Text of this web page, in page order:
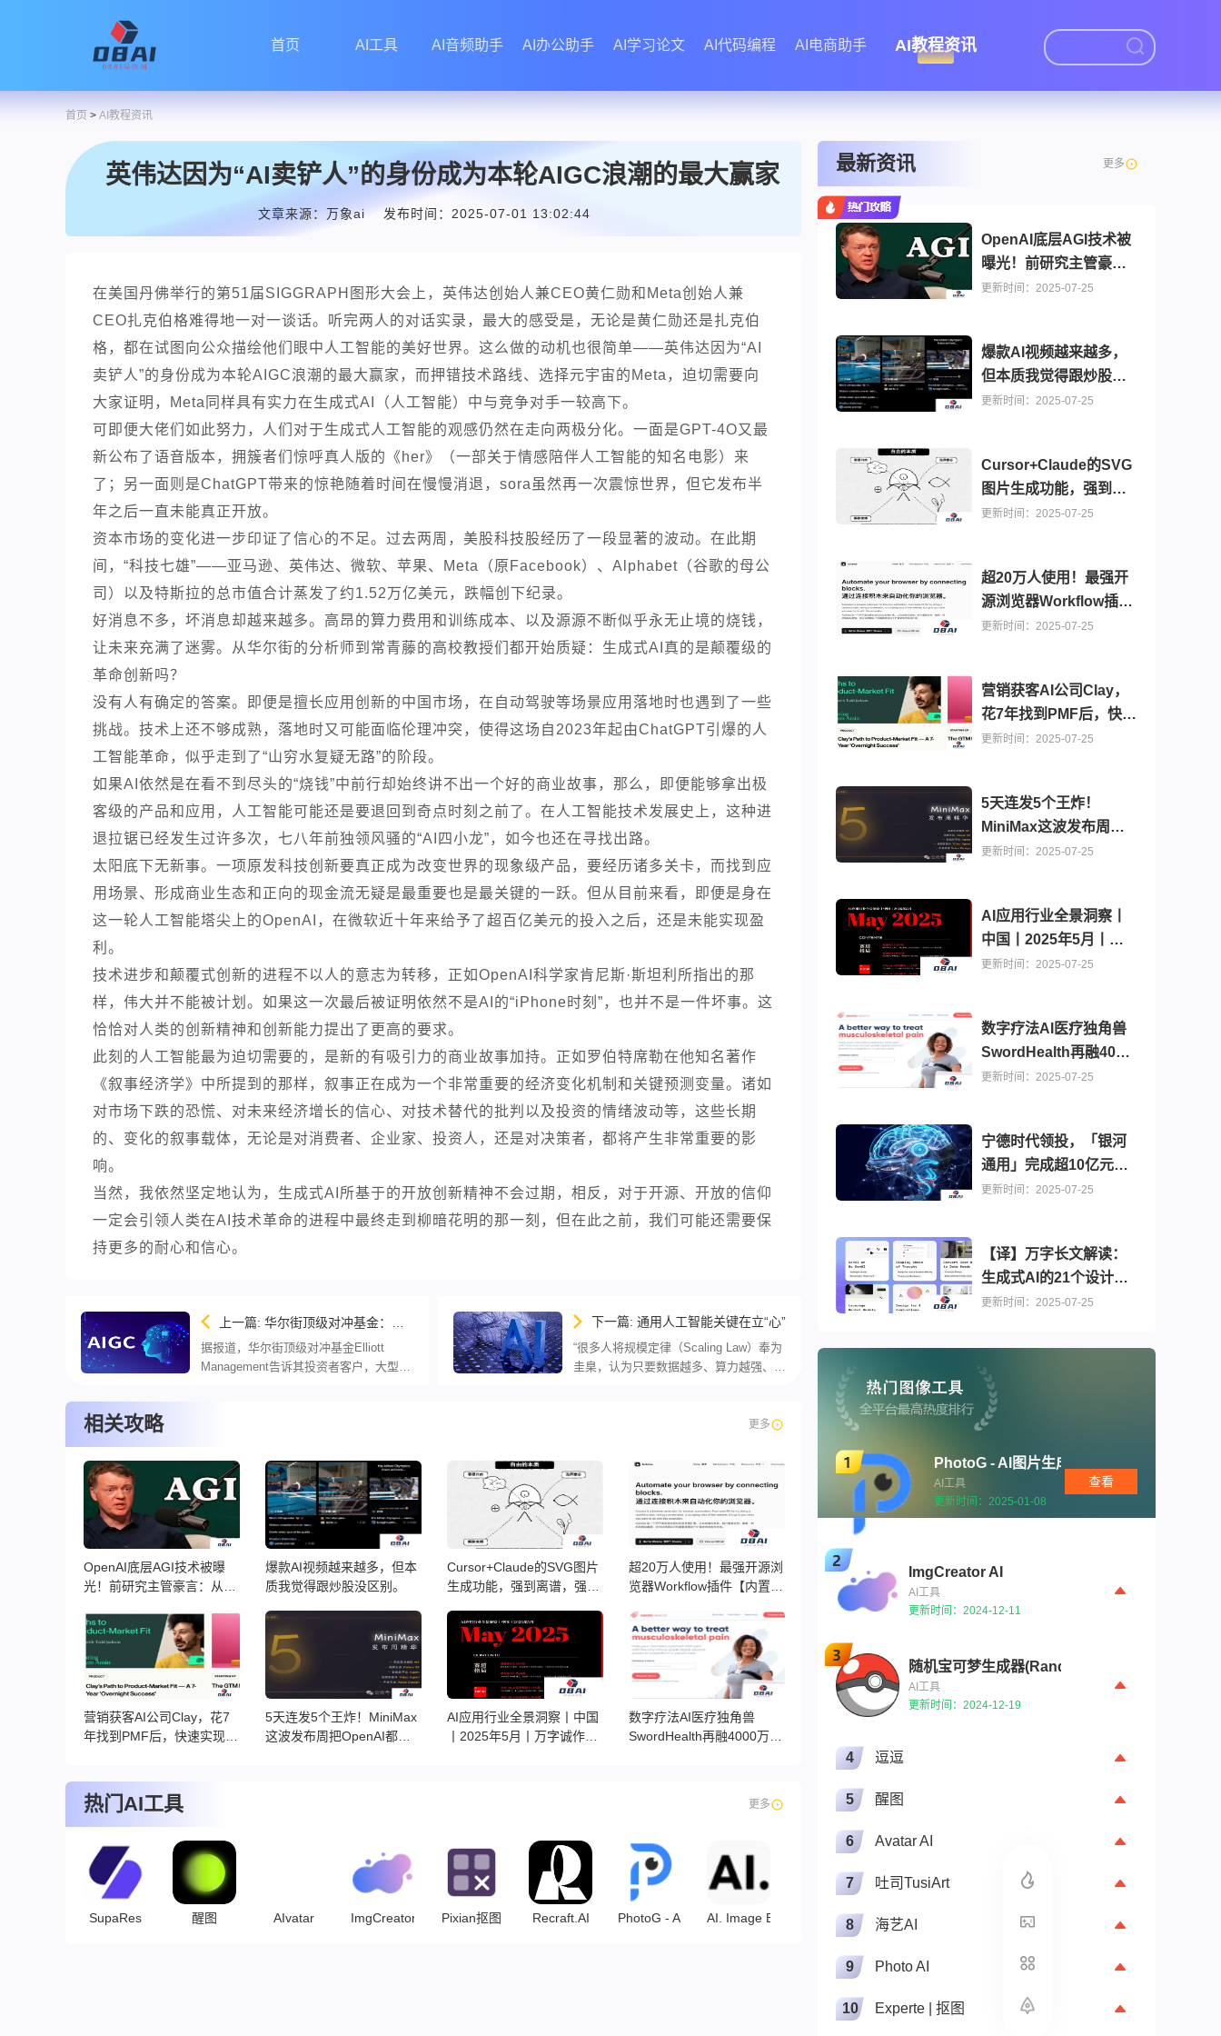
首页 AI工具 AI音频助手 AI办公助手 AI学习论文 AI代码编程 AI电商助手 AI教程资讯
首页 > AI教程资讯
英伟达因为“AI卖铲人”的身份成为本轮AIGC浪潮的最大赢家
文章来源：万象ai 发布时间：2025-07-01 13:02:44
在美国丹佛举行的第51届SIGGRAPH图形大会上，英伟达创始人兼CEO黄仁勋和Meta创始人兼
CEO扎克伯格难得地一对一谈话。听完两人的对话实录，最大的感受是，无论是黄仁勋还是扎克伯
格，都在试图向公众描绘他们眼中人工智能的美好世界。这么做的动机也很简单——英伟达因为“AI
卖铲人”的身份成为本轮AIGC浪潮的最大赢家，而押错技术路线、选择元宇宙的Meta，迫切需要向
大家证明，Meta同样具有实力在生成式AI（人工智能）中与竞争对手一较高下。
可即便大佬们如此努力，人们对于生成式人工智能的观感仍然在走向两极分化。一面是GPT-4O又最
新公布了语音版本，拥簇者们惊呼真人版的《her》（一部关于情感陪伴人工智能的知名电影）来
了；另一面则是ChatGPT带来的惊艳随着时间在慢慢消退，sora虽然再一次震惊世界，但它发布半
年之后一直未能真正开放。
资本市场的变化进一步印证了信心的不足。过去两周，美股科技股经历了一段显著的波动。在此期
间，“科技七雄”——亚马逊、英伟达、微软、苹果、Meta（原Facebook）、Alphabet（谷歌的母公
司）以及特斯拉的总市值合计蒸发了约1.52万亿美元，跌幅创下纪录。
好消息不多，坏消息却越来越多。高昂的算力费用和训练成本、以及源源不断似乎永无止境的烧钱，
让未来充满了迷雾。从华尔街的分析师到常青藤的高校教授们都开始质疑：生成式AI真的是颠覆级的
革命创新吗？
没有人有确定的答案。即便是擅长应用创新的中国市场，在自动驾驶等场景应用落地时也遇到了一些
挑战。技术上还不够成熟，落地时又可能面临伦理冲突，使得这场自2023年起由ChatGPT引爆的人
工智能革命，似乎走到了“山穷水复疑无路”的阶段。
如果AI依然是在看不到尽头的“烧钱”中前行却始终讲不出一个好的商业故事，那么，即便能够拿出极
客级的产品和应用，人工智能可能还是要退回到奇点时刻之前了。在人工智能技术发展史上，这种进
退拉锯已经发生过许多次，七八年前独领风骚的“AI四小龙”，如今也还在寻找出路。
太阳底下无新事。一项原发科技创新要真正成为改变世界的现象级产品，要经历诸多关卡，而找到应
用场景、形成商业生态和正向的现金流无疑是最重要也是最关键的一跃。但从目前来看，即便是身在
这一轮人工智能塔尖上的OpenAI，在微软近十年来给予了超百亿美元的投入之后，还是未能实现盈
利。
技术进步和颠覆式创新的进程不以人的意志为转移，正如OpenAI科学家肯尼斯·斯坦利所指出的那
样，伟大并不能被计划。如果这一次最后被证明依然不是AI的“iPhone时刻”，也并不是一件坏事。这
恰恰对人类的创新精神和创新能力提出了更高的要求。
此刻的人工智能最为迫切需要的，是新的有吸引力的商业故事加持。正如罗伯特席勒在他知名著作
《叙事经济学》中所提到的那样，叙事正在成为一个非常重要的经济变化机制和关键预测变量。诸如
对市场下跌的恐慌、对未来经济增长的信心、对技术替代的批判以及投资的情绪波动等，这些长期
的、变化的叙事载体，无论是对消费者、企业家、投资人，还是对决策者，都将产生非常重要的影
响。
当然，我依然坚定地认为，生成式AI所基于的开放创新精神不会过期，相反，对于开源、开放的信仰
一定会引领人类在AI技术革命的进程中最终走到柳暗花明的那一刻，但在此之前，我们可能还需要保
持更多的耐心和信心。
上一篇: 华尔街顶级对冲基金：人工智能被过度炒作，英伟达正处泡沫之中
据报道，华尔街顶级对冲基金Elliott
Management告诉其投资者客户，大型科
下一篇: 通用人工智能关键在立“心”
“很多人将规模定律（Scaling Law）奉为
圭臬，认为只要数据越多、算力越强、模
要探索另外一种路径——为人工智能
相关攻略 更多
OpenAI底层AGI技术被曝
光！前研究主管豪言：从此
爆款AI视频越来越多，但本
质我觉得跟炒股没区别。
Cursor+Claude的SVG图片
生成功能，强到离谱，强烈
个会员
超20万人使用！最强开源浏
览器Workflow插件【内置
～
营销获客AI公司Clay，花7
年找到PMF后，快速实现10
5天连发5个王炸！MiniMax
这波发布周把OpenAI都整
AI应用行业全景洞察丨中国
丨2025年5月丨万字诚作丨
数字疗法AI医疗独角兽
SwordHealth再融4000万，
热门AI工具 更多
SupaRes 醒图 AIvatar ImgCreator AI Pixian抠图 Recraft.AI PhotoG - AI图片生成AI. Image Enlarger，图像质量提升
最新资讯 更多
OpenAI底层AGI技术被
曝光！前研究主管豪
言：从此再无新范式
更新时间：2025-07-25
爆款AI视频越来越多，
但本质我觉得跟炒股没
区别。
更新时间：2025-07-25
Cursor+Claude的SVG
图片生成功能，强到离
谱，强烈建议写PPT没
更新时间：2025-07-25
超20万人使用！最强开
源浏览器Workflow插件
【内置3300+模版】效
更新时间：2025-07-25
营销获客AI公司Clay，
花7年找到PMF后，快速
实现10倍增长的秘密
更新时间：2025-07-25
5天连发5个王炸！
MiniMax这波发布周把
OpenAI都整懵
更新时间：2025-07-25
AI应用行业全景洞察丨
中国丨2025年5月丨万
字诚作丨Xsignal
更新时间：2025-07-25
数字疗法AI医疗独角兽
SwordHealth再融4000
万，估值冲至40亿美元
更新时间：2025-07-25
宁德时代领投，「银河
通用」完成超10亿元新
一轮融资
更新时间：2025-07-25
【译】万字长文解读：
生成式AI的21个设计模
式、示例及应用策略
更新时间：2025-07-25
PhotoG - AI图片生成
AI工具
更新时间：2025-01-08
查看
ImgCreator AI
AI工具
更新时间：2024-12-11
随机宝可梦生成器(Random Pokemon
AI工具
更新时间：2024-12-19
4 逗逗
5 醒图
6 Avatar AI
7 吐司TusiArt
8 海艺AI
9 Photo AI
10 Experte | 抠图